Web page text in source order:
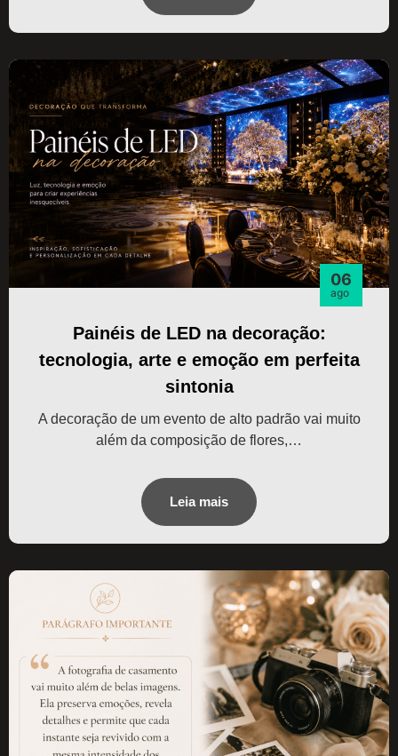
06
ago
Painéis de LED na decoração:
tecnologia, arte e emoção em perfeita
sintonia
A decoração de um evento de alto padrão vai muito
além da composição de flores,…
Leia mais